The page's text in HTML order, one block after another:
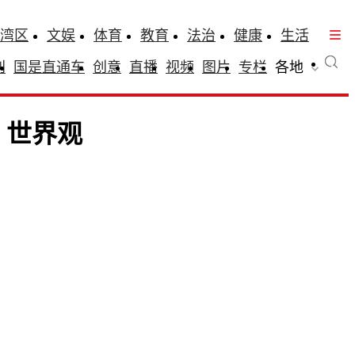
区 文娱 体育 教育 法治 健康
生活
国是直通车 创意 直播 视频 图片 专栏 各地
界观